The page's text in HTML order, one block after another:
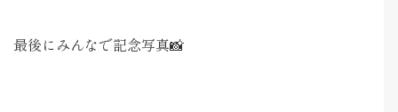
最後にみんなで記念写真📸